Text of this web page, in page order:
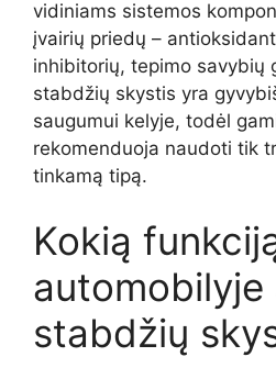
vidiniams sistemos
įvairių priedų –
inhibitorių, tepimo savybių
stabdžių skystis yra
saugumui kelyje, todėl
rekomenduoja naudoti tik
tinkamą tipą.
Kokią
automobilyje
stabdžių